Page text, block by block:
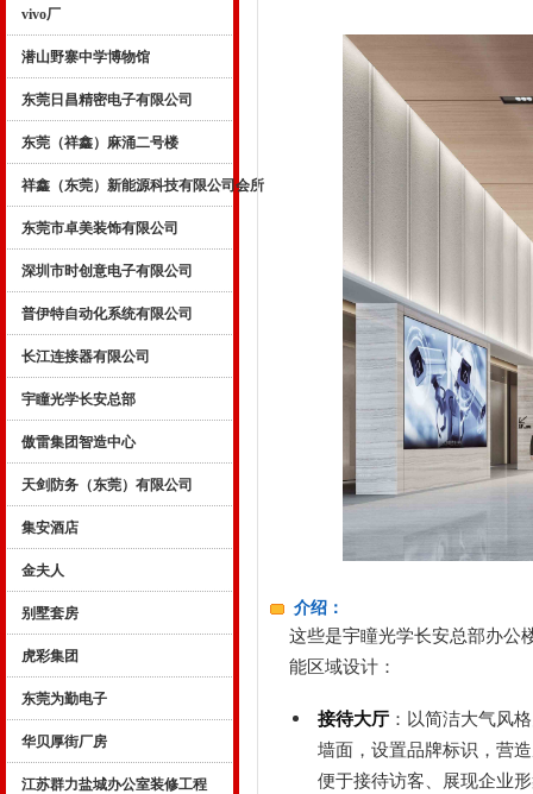
vivo厂
潜山野寨中学博物馆
东莞日昌精密电子有限公司
东莞（祥鑫）麻涌二号楼
祥鑫（东莞）新能源科技有限公司会所
东莞市卓美装饰有限公司
深圳市时创意电子有限公司
普伊特自动化系统有限公司
长江连接器有限公司
宇瞳光学长安总部
傲雷集团智造中心
天剑防务（东莞）有限公司
集安酒店
金夫人
别墅套房
虎彩集团
东莞为勤电子
华贝厚街厂房
江苏群力盐城办公室装修工程
介绍：
这些是宇瞳光学长安总部办公
能区域设计：
接待大厅 ：以简洁大气风
墙面，设置品牌标识，营
便于接待访客、展现企业